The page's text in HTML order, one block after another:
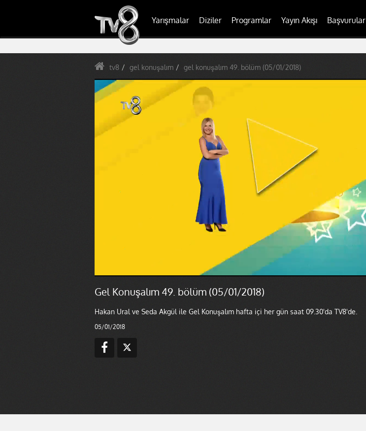
Yarışmalar Diziler Programlar Yayın Akışı Başvurular
tv8 gel konuşalım gel konuşalım 49. bölüm (05/01/2018)
Gel Konuşalım 49. bölüm (05/01/2018)
Hakan Ural ve Seda Akgül ile Gel Konuşalım hafta içi her gün saat 09.30'da TV8'de.
05/01/2018